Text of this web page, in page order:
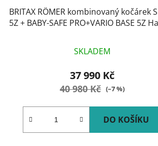
BRITAX RÖMER kombinovaný kočárek
5Z + BABY-SAFE PRO+VARIO BASE 5Z
SKLADEM
37 990 Kč
40 980 Kč (–7 %)
DO KOŠÍKU